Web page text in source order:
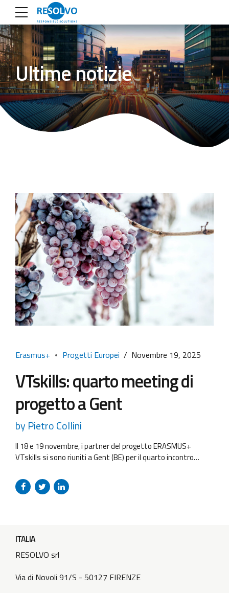
Ultime notizie
Erasmus+ Progetti Europei Novembre 19, 2025
VTskills: quarto meeting di
progetto a Gent
by Pietro Collini
Il 18 e 19 novembre, i partner del progetto ERASMUS+
VTskills si sono riuniti a Gent (BE) per il quarto incontro
incontrati di persona per pianificare e avviare le attività di
sperimentazione dei corsi e-learning sulla Viticoltura di
ITALIA
RESOLVO srl
Via di Novoli 91/S - 50127 FIRENZE